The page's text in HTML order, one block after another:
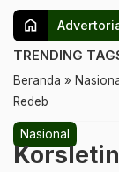
home
TRENDING
Beranda »
Redeb
Nasional